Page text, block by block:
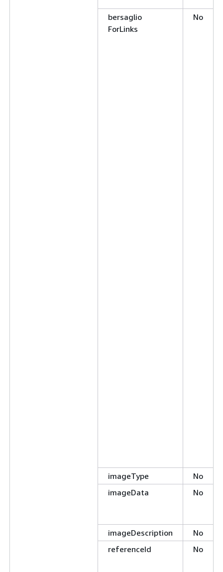
bersaglio
ForLinks
No
imageType
No
imageData
No
imageDescription
No
referenceId
No